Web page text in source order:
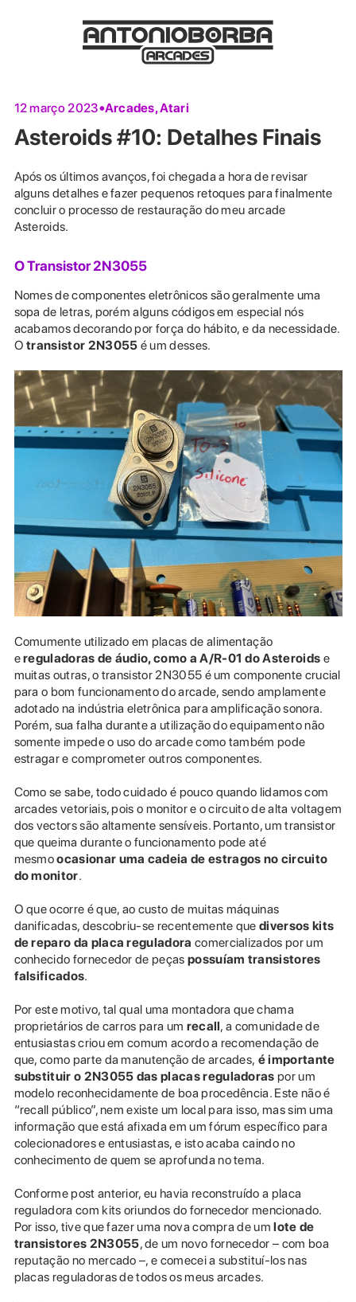
12 março 2023 Arcades,Atari
Asteroids #10: Detalhes Finais
Após os últimos avanços, foi chegada a hora de revisar
alguns detalhes e fazer pequenos retoques para finalmente
concluir o processo de restauração do meu arcade
Asteroids.
O Transistor 2N3055
Nomes de componentes eletrônicos são geralmente uma
sopa de letras, porém alguns códigos em especial nós
acabamos decorando por força do hábito, e da necessidade.
Otransistor 2N3055 é um desses.
Comumente utilizado em placas de alimentação
ereguladoras de áudio, como a A/R-01 do Asteroids e
muitas outras, o transistor 2N3055 é um componente crucial
para o bom funcionamento do arcade, sendo amplamente
adotado na indústria eletrônica para amplificação sonora.
Porém, sua falha durante a utilização do equipamento não
somente impede o uso do arcade como também pode
estragar e comprometer outros componentes.
Como se sabe, todo cuidado é pouco quando lidamos com
arcades vetoriais, pois o monitor e o circuito de alta voltagem
dos vectors são altamente sensíveis. Portanto, um transistor
que queima durante o funcionamento pode até
mesmoocasionar uma cadeia de estragos no circuito
do monitor.
O que ocorre é que, ao custo de muitas máquinas
danificadas, descobriu-se recentemente quediversos kits
de reparo da placa reguladora comercializados por um
conhecido fornecedor de peças possuíam transistores
falsificados.
Por este motivo, tal qual uma montadora que chama
proprietários de carros para um recall, a comunidade de
entusiastas criou em comum acordo a recomendação de
que, como parte da manutenção de arcades, é importante
substituir o 2N3055 das placas reguladoras por um
modelo reconhecidamente de boa procedência. Este não é
“recall público”, nem existe um local para isso, mas sim uma
informação que está afixada em um fórum específico para
colecionadores e entusiastas, e isto acaba caindo no
conhecimento de quem se aprofunda no tema.
Conforme post anterior, eu havia reconstruído a placa
reguladora com kits oriundos do fornecedor mencionado.
Por isso, tive que fazer uma nova compra de umlote de
transistores 2N3055, de um novo fornecedor – com boa
reputação no mercado –, e comecei a substituí-los nas
placas reguladoras de todos os meus arcades.